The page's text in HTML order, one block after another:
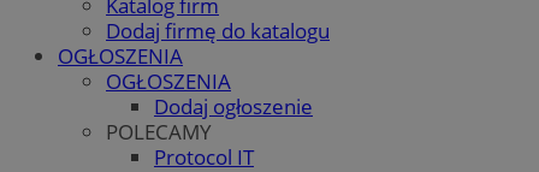
Dodaj firmę do katalogu
OGŁOSZENIA
OGŁOSZENIA
Dodaj ogłoszenie
POLECAMY
Protocol IT